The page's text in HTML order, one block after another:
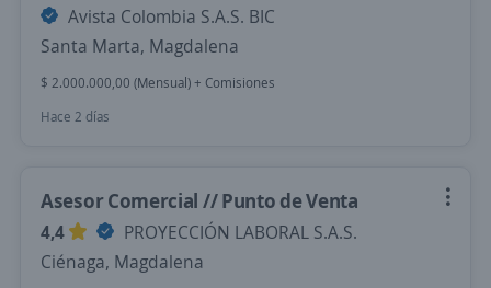
Avista Colombia S.A.S. BIC
Santa Marta, Magdalena
$ 2.000.000,00 (Mensual) + Comisiones
Hace 2 días
Asesor Comercial // Punto de Venta
4,4
PROYECCIÓN LABORAL S.A.S.
Ciénaga, Magdalena